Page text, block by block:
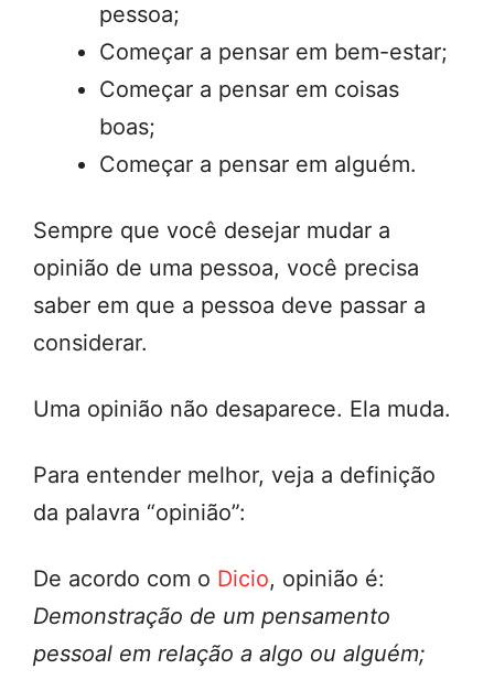
pessoa;
Começar a pensar em bem-estar;
Começar a pensar em coisas
boas;
Começar a pensar em alguém.
Sempre que você desejar mudar a
opinião de uma pessoa, você precisa
saber em que a pessoa deve passar a
considerar.
Uma opinião não desaparece. Ela muda.
Para entender melhor, veja a definição
da palavra “opinião”:
De acordo com o Dicio, opinião é:
Demonstração de um pensamento
pessoal em relação a algo ou alguém;